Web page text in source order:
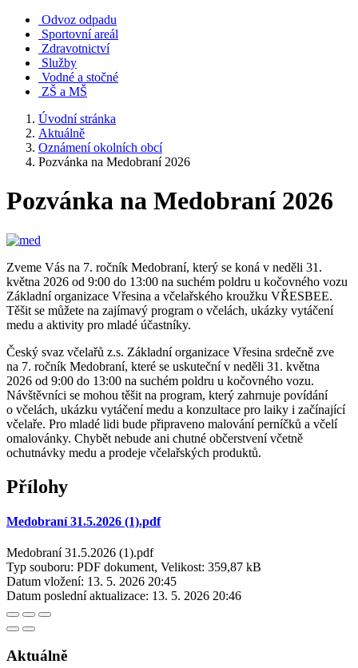
Odvoz odpadu
Sportovní areál
Zdravotnictví
Služby
Vodné a stočné
ZŠ a MŠ
Úvodní stránka
Aktuálně
Oznámení okolních obcí
Pozvánka na Medobraní 2026
Pozvánka na Medobraní 2026
Zveme Vás na 7. ročník Medobraní, který se koná v neděli 31.
května 2026 od 9:00 do 13:00 na suchém poldru u kočovného vozu
Základní organizace Vřesina a včelařského kroužku VŘESBEE.
Těšit se můžete na zajímavý program o včelách, ukázky vytáčení
medu a aktivity pro mladé účastníky.
Český svaz včelařů z.s. Základní organizace Vřesina srdečně zve
na 7. ročník Medobraní, které se uskuteční v neděli 31. května
2026 od 9:00 do 13:00 na suchém poldru u kočovného vozu.
Návštěvníci se mohou těšit na program, který zahrnuje povídání
o včelách, ukázku vytáčení medu a konzultace pro laiky i začínající
včelaře. Pro mladé lidi bude připraveno malování perníčků a včelí
omalovánky. Chybět nebude ani chutné občerstvení včetně
ochutnávky medu a prodeje včelařských produktů.
Přílohy
Medobraní 31.5.2026 (1).pdf
Medobraní 31.5.2026 (1).pdf
Typ souboru: PDF dokument, Velikost: 359,87 kB
Datum vložení: 13. 5. 2026 20:45
Datum poslední aktualizace: 13. 5. 2026 20:46
Aktuálně